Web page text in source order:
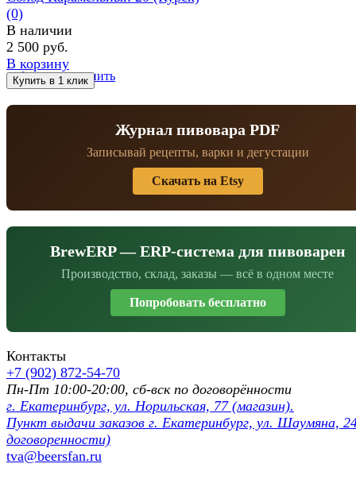
избранное сравнить
(0)
В наличии
2 500 руб.
В корзину
Журнал пивовара PDF
Записывай рецепты, варки и дегустации
Скачать на Etsy
BrewERP — ERP-система для пивоварен
Производство, склад, заказы — всё в одном месте
Попробовать бесплатно
Контакты
+7 (902) 872-54-70
Пн-Пт 10:00-20:00, сб-вск по договорённости
г. Екатеринбург, ул. Норильская, 77 (магазин).
Пункт выдачи заказов г. Екатеринбург, ул. Шаумяна,
договоренности)
tva@beersfan.ru